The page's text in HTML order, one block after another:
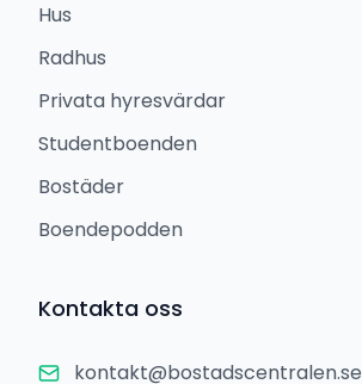
Hus
Radhus
Privata hyresvärdar
Studentboenden
Bostäder
Boendepodden
Kontakta oss
kontakt@bostadscentralen.se